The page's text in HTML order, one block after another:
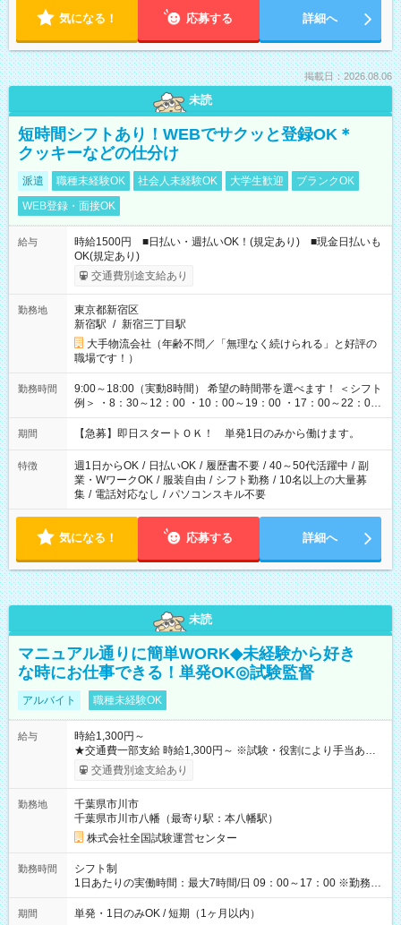
気になる！ 応募する 詳細へ
掲載日：2026.08.06
未読
短時間シフトあり！WEBでサクッと登録OK＊
クッキーなどの仕分け
派遣 職種未経験OK 社会人未経験OK 大学生歓迎
ブランクOK
WEB登録・面接OK
給与
時給1500円 ■日払い・週払いOK！(規定あり) ■現金日払いも
OK(規定あり)
交通費別途支給あり
勤務地
東京都新宿区
新宿駅 / 新宿三丁目駅
大手物流会社（年齢不問／「無理なく続けられる」と好評の
職場です！）
勤務時間
9:00～18:00（実動8時間） 希望の時間帯を選べます！ ＜シフト
例＞ ・8：30～12：00 ・10：00～19：00 ・17：00～22：00
・13：00～22：00 ・22：00～翌6：00 など
期間 【急募】即日スタートＯＫ！ 単発1日のみから働けます。
特徴 週1日からOK / 日払いOK / 履歴書不要 / 40～50代活躍中 / 副
業・WワークOK / 服装自由 / シフト勤務 / 10名以上の大量募
集 / 電話対応なし / パソコンスキル不要
気になる！ 応募する 詳細へ
未読
マニュアル通りに簡単WORK◆未経験から好き
な時にお仕事できる！単発OK◎試験監督
アルバイト 職種未経験OK
給与
時給1,300円～
★交通費一部支給 時給1,300円～ ※試験・役割により手当あり
※勤務回数により昇給あり 【即給（前払い）オプションあ
り！】 希望される場合、勤務から1週間ほどで給与の一部を受け
例】 ・河合塾模擬試験 8:30～17:30（休憩1時間） 時給1,300円
×8時間＝日収10,400円＋交通費 ※当日の役割により時給＋100
円の場合あり ・国家試験 7:00～13:30（休憩なし） 時給1,300
円（役割手当＋100円）×6時間＝日収8,400円＋交通費 【試用期
間】試用期間なし
交通費別途支給あり
勤務地
千葉県市川市
千葉県市川市八幡（最寄り駅：本八幡駅）
株式会社全国試験運営センター
勤務時間
シフト制
1日あたりの実働時間：最大7時間/日 09：00～17：00 ※勤務時
間は 試験により異なります。
期間 単発・1日のみOK / 短期（1ヶ月以内）